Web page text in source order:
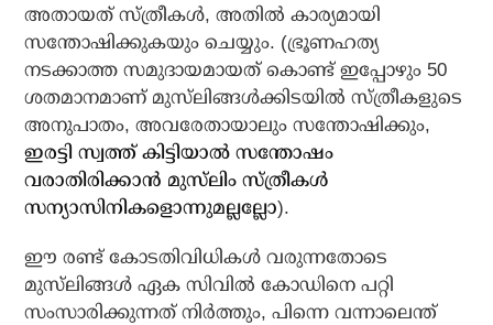
അതായത് സ്ത്രീകള്‍, അതില്‍ കാര്യമായി
സന്തോഷിക്കുകയും ചെയ്യും. (ഭ്രൂണഹത്യ
നടക്കാത്ത സമുദായമായത് കൊണ്ട് ഇപ്പോഴും 50
ശതമാനമാണ് മുസ്‌ലിങ്ങള്‍ക്കിടയില്‍ സ്ത്രീകളുടെ
അനുപാതം, അവരേതായാലും സന്തോഷിക്കും,
ഇരട്ടി സ്വത്ത് കിട്ടിയാല്‍ സന്തോഷം
വരാതിരിക്കാന്‍ മുസ്‌ലിം സ്ത്രീകള്‍
സന്യാസിനികളൊന്നുമല്ലല്ലോ).
ഈ രണ്ട് കോടതിവിധികള്‍ വരുന്നതോടെ
മുസ്‌ലിങ്ങള്‍ ഏക സിവില്‍ കോഡിനെ പറ്റി
സംസാരിക്കുന്നത് നിര്‍ത്തും, പിന്നെ വന്നാലെന്ത്